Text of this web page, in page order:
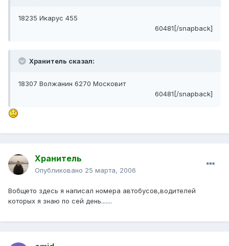
18235 Икарус 455
60481[/snapback]
Хранитель сказал:
18307 Волжанин 6270 Московит
60481[/snapback]
Хранитель
Опубликовано 25 марта, 2006
Вобщето здесь я написал номера автобусов,водителей
которых я знаю по сей день.......